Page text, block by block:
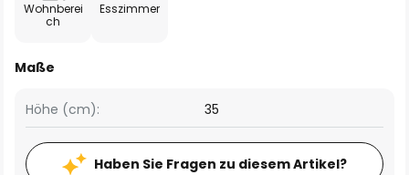
Wohnberei
ch
Esszimmer
Maße
Höhe (cm): 35
Haben Sie Fragen zu diesem Artikel?